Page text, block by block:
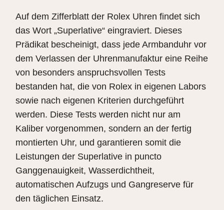
Auf dem Zifferblatt der Rolex Uhren findet sich
das Wort „Superlative“ eingraviert. Dieses
Prädikat bescheinigt, dass jede Armbanduhr vor
dem Verlassen der Uhrenmanufaktur eine Reihe
von besonders anspruchsvollen Tests
bestanden hat, die von Rolex in eigenen Labors
sowie nach eigenen Kriterien durchgeführt
werden. Diese Tests werden nicht nur am
Kaliber vorgenommen, sondern an der fertig
montierten Uhr, und garantieren somit die
Leistungen der Superlative in puncto
Ganggenauigkeit, Wasserdichtheit,
automatischen Aufzugs und Gangreserve für
den täglichen Einsatz.